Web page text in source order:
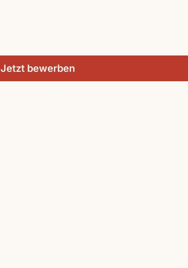
Jetzt bewerben